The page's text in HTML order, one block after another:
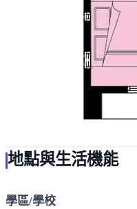
地點與生活機能
學區/學校